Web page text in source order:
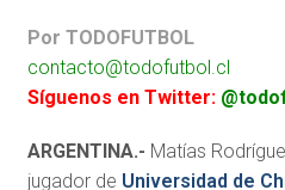
Por TODOFUTBOL
contacto@todofutbol.cl
Síguenos en Twitter:
ARGENTINA.- Matías
jugador de Universidad de